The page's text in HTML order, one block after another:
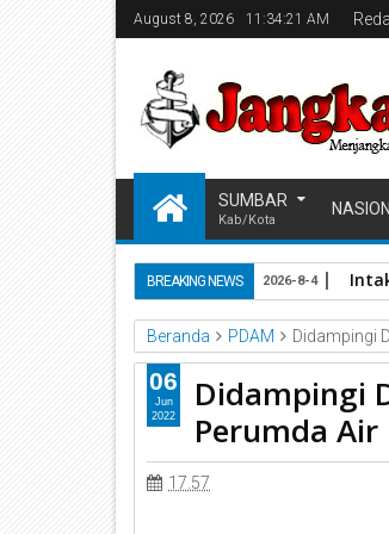
August 8, 2026 11:34:21 AM
SUMBAR
Kab/Kota
BREAKING NEWS 2026-8-4
Beranda PDAM Didampingi
Didampingi
Perumda
17.57
06
Jun
2022